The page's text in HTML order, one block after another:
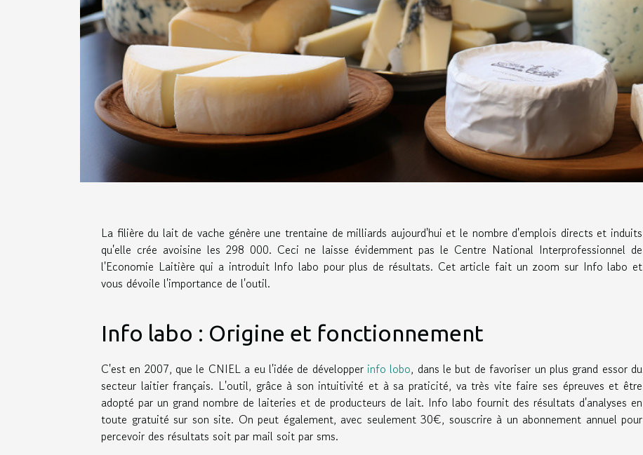
La filière du lait de vache génère une trentaine de milliards aujourd'hui et le nombre d'emplois directs et induits
qu'elle crée avoisine les 298 000. Ceci ne laisse évidemment pas le Centre National Interprofessionnel de
l'Economie Laitière qui a introduit Info labo pour plus de résultats. Cet article fait un zoom sur Info labo et
vous dévoile l'importance de l'outil.
Info labo : Origine et fonctionnement
C'est en 2007, que le CNIEL a eu l'idée de développer info lobo, dans le but de favoriser un plus grand essor du
secteur laitier français. L'outil, grâce à son intuitivité et à sa praticité, va très vite faire ses épreuves et être
adopté par un grand nombre de laiteries et de producteurs de lait. Info labo fournit des résultats d'analyses en
toute gratuité sur son site. On peut également, avec seulement 30€, souscrire à un abonnement annuel pour
percevoir des résultats soit par mail soit par sms.